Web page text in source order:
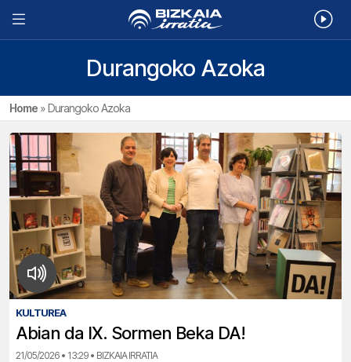
Durangoko Azoka
Home »Durangoko Azoka
KULTUREA
Abian da IX. Sormen Beka DA!
21/05/2026 • 13:29 • BIZKAIA IRRATIA